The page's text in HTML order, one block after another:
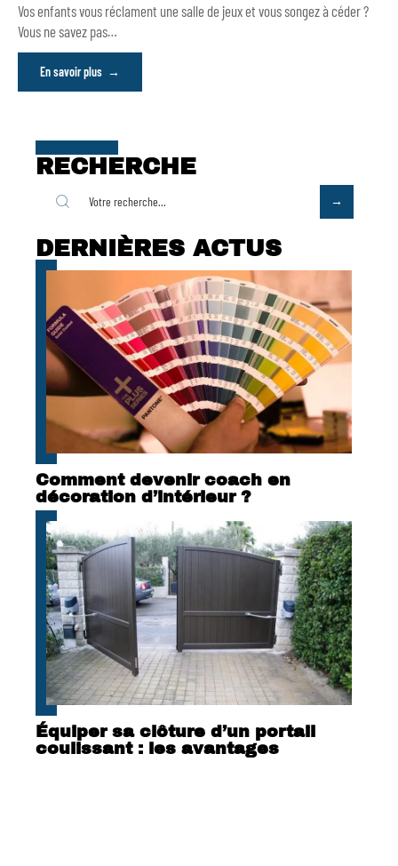
Vos enfants vous réclament une salle de jeux et vous songez à céder ?
Vous ne savez pas…
En savoir plus
RECHERCHE
DERNIÈRES ACTUS
Comment devenir coach en
décoration d’intérieur ?
Équiper sa clôture d’un portail
coulissant : les avantages